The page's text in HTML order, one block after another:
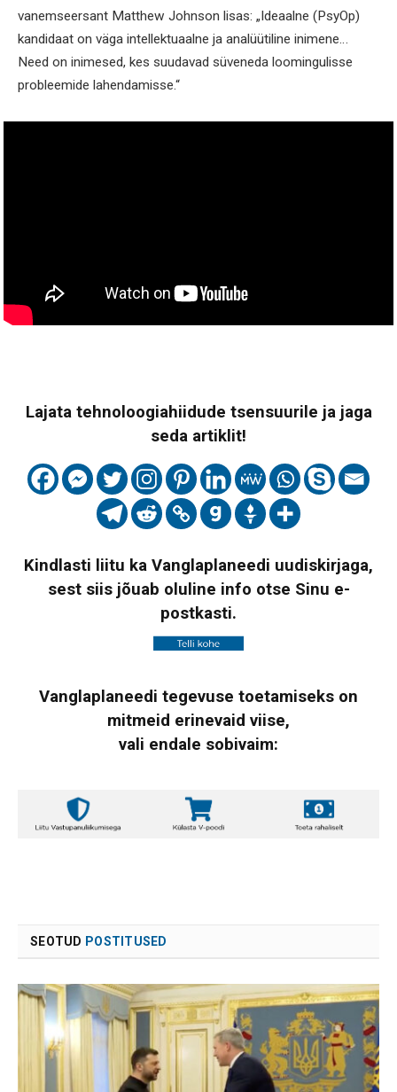
vanemseersant Matthew Johnson lisas: „Ideaalne (PsyOp)
kandidaat on väga intellektuaalne ja analüütiline inimene…
Need on inimesed, kes suudavad süveneda loomingulisse
probleemide lahendamisse.“
Lajata tehnoloogiahiidude tsensuurile ja jaga
seda artiklit!
Kindlasti liitu ka Vanglaplaneedi uudiskirjaga,
sest siis jõuab oluline info otse Sinu e-
postkasti.
Vanglaplaneedi tegevuse toetamiseks on
mitmeid erinevaid viise,
vali endale sobivaim:
SEOTUD POSTITUSED